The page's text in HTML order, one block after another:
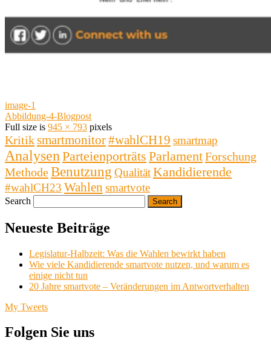
image-1
Abbildung-4-Blogpost
Full size is 945 × 793 pixels
Kritiksmartmonitor#wahlCH19 smartmap
Analysen Parteienporträts ParlamentForschung
MethodeBenutzung QualitätKandidierende
#wahlCH23 Wahlen smartvote
Search
Neueste Beiträge
Legislatur-Halbzeit: Was die Wahlen bewirkt haben
Wie viele Kandidierende smartvote nutzen, und warum es
einige nicht tun
20 Jahre smartvote – Veränderungen im Antwortverhalten
My Tweets
Folgen Sie uns